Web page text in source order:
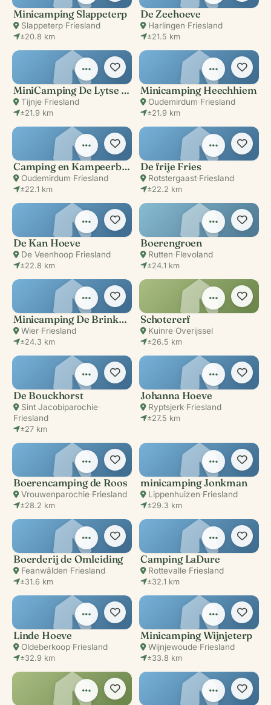
Minicamping Slappeterp
Slappeterp·Friesland
±20.8 km
De Zeehoeve
Harlingen·Friesland
±21.5 km
MiniCamping De Lytse Boer
Tijnje·Friesland
±21.9 km
Minicamping Heechhiem
Oudemirdum·Friesland
±21.9 km
Camping en Kampeerboerderij Groen
Oudemirdum·Friesland
±22.1 km
De frije Fries
Rotstergaast·Friesland
±22.2 km
De Kan Hoeve
De Veenhoop·Friesland
±22.8 km
Boerengroen
Rutten·Flevoland
±24.1 km
Minicamping De Brinkhoeve
Wier·Friesland
±24.3 km
Schotererf
Kuinre·Overijssel
±26.5 km
De Bouckhorst
Sint Jacobiparochie·
Friesland
±27 km
Johanna Hoeve
Ryptsjerk·Friesland
±27.5 km
Boerencamping de Roos
Vrouwenparochie·Friesland
±28.2 km
minicamping Jonkman
Lippenhuizen·Friesland
±29.3 km
Boerderij de Omleiding
Feanwâlden·Friesland
±31.6 km
Camping LaDure
Rottevalle·Friesland
±32.1 km
Linde Hoeve
Oldeberkoop·Friesland
±32.9 km
Minicamping Wijnjeterp
Wijnjewoude·Friesland
±33.8 km